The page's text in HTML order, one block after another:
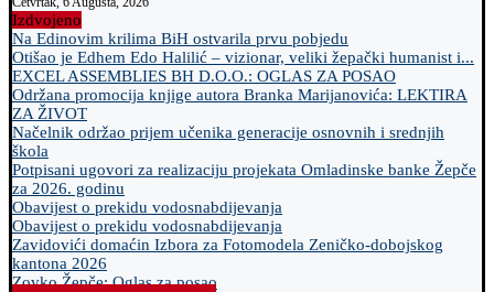
Izdvojeno
Na Edinovim krilima BiH ostvarila prvu pobjedu
Otišao je Edhem Edo Halilić – vizionar, veliki žepački humanist i...
EXCEL ASSEMBLIES BH D.O.O.: OGLAS ZA POSAO
Održana promocija knjige autora Branka Marijanovića: LEKTIRA
ZA ŽIVOT
Načelnik održao prijem učenika generacije osnovnih i srednjih
škola
Potpisani ugovori za realizaciju projekata Omladinske banke Žepče
za 2026. godinu
Obavijest o prekidu vodosnabdijevanja
Obavijest o prekidu vodosnabdijevanja
Zavidovići domaćin Izbora za Fotomodela Zeničko-dobojskog
kantona 2026
Zovko Žepče: Oglas za posao